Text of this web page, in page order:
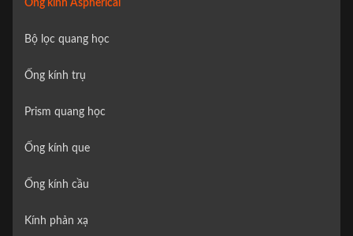
Ống kính Aspherical
Bộ lọc quang học
Ống kính trụ
Prism quang học
Ống kính que
Ống kính cầu
Kính phản xạ